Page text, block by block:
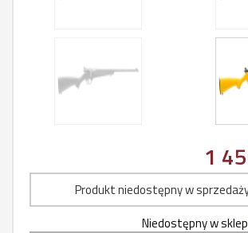
1
Produkt niedostępny w
Niedostępny w